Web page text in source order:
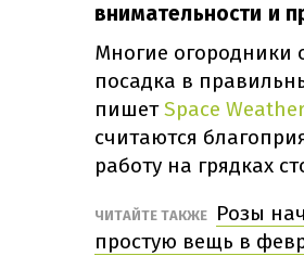
внимательности и
Многие огородники
посадка в
пишетSpace
считаются
работу на грядках
ЧИТАЙТЕ ТАКЖЕ
Розы
простую вещь в